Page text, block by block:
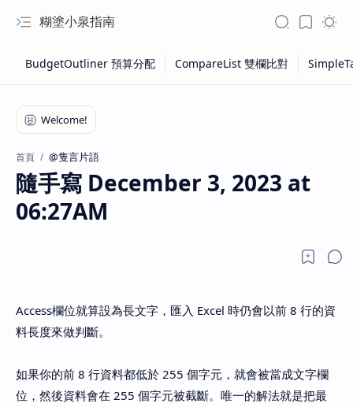
糊塗小泉指南
首頁 @隻言片語
隨手寫 December 3, 2023 at
06:27AM
Access欄位就算設為長文字，匯入 Excel 時仍會以前 8 行的資
料長度來做判斷。
如果你的前 8 行資料都低於 255 個字元，就會被當成文字欄
位，然後資料會在 255 個字元被截斷。唯一的解法就是把最